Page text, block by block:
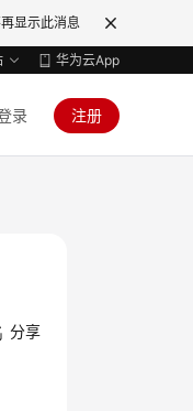
显示此消息
华为云App
录 注册
分享